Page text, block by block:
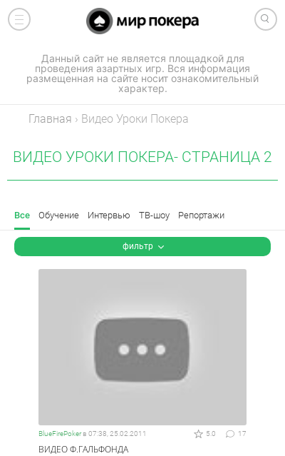
Данный сайт не является площадкой для
проведения азартных игр. Вся информация
размещенная на сайте носит ознакомительный
характер.
Главная › Видео Уроки Покера
ВИДЕО УРОКИ ПОКЕРА- СТРАНИЦА 2
Все Обучение Интервью ТВ-шоу Репортажи
фильтр
BlueFirePokerв 07:38, 25.02.2011 17
5.0
ВИДЕО Ф.ГАЛЬФОНДА